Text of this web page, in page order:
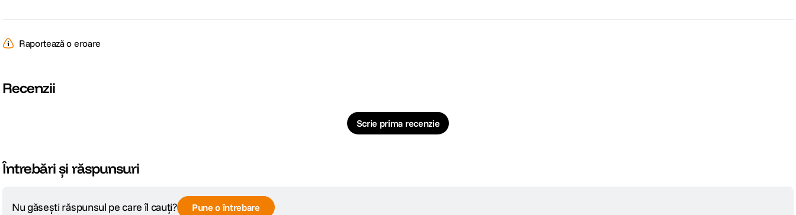
Raportează o eroare
Recenzii
Scrie prima recenzie
Întrebări și răspunsuri
Nu găsești răspunsul pe care îl cauți? Pune o întrebare